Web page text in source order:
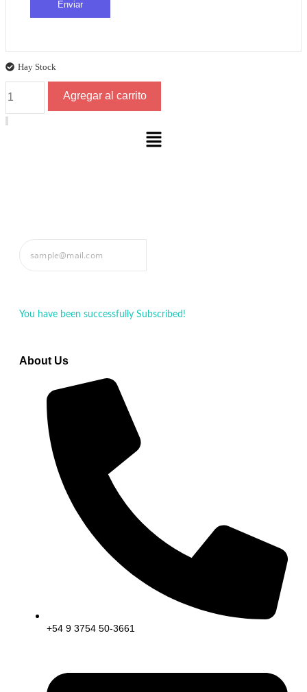
Hay Stock
Mate
Rojo
Tradicional
Agregar al carrito
Menu
You have been successfully Subscribed!
About Us
+54 9 3754 50-3661